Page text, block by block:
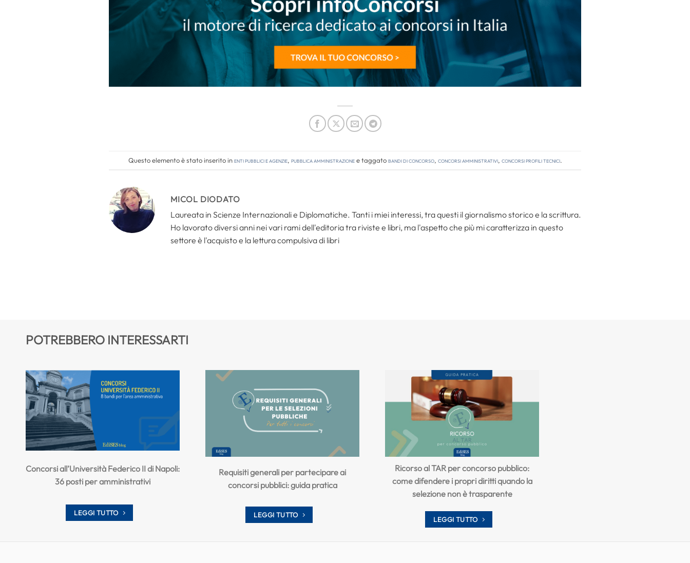
Questo elemento è stato inserito inEnti pubblici e agenzie, Pubblica amministrazionee taggatobandi di concorso, concorsi amministrativi, concorsi profili tecnici.
MICOL DIODATO
Laureata in Scienze Internazionali e Diplomatiche. Tanti i miei interessi, tra questi il giornalismo storico e la scrittura.
Ho lavorato diversi anni nei vari rami dell'editoria tra riviste e libri, ma l'aspetto che più mi caratterizza in questo
settore è l'acquisto e la lettura compulsiva di libri
POTREBBERO INTERESSARTI
Concorsi all’Università Federico II di Napoli:
36 posti per amministrativi
LEGGI TUTTO
Requisiti generali per partecipare ai
concorsi pubblici: guida pratica
LEGGI TUTTO
Ricorso al TAR per concorso pubblico:
come difendere i propri diritti quando la
selezione non è trasparente
LEGGI TUTTO